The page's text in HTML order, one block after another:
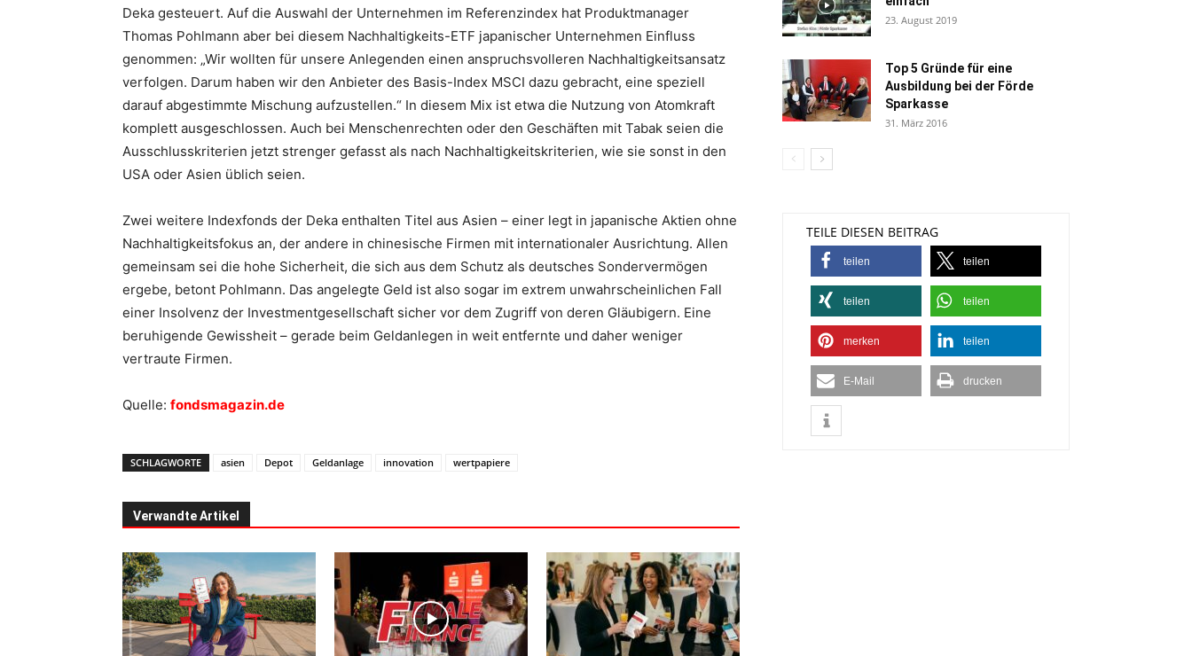
Deka gesteuert. Auf die Auswahl der Unternehmen im Referenzindex hat Produktmanager
Thomas Pohlmann aber bei diesem Nachhaltigkeits-ETF japanischer Unternehmen Einfluss
genommen: „Wir wollten für unsere Anlegenden einen anspruchsvolleren Nachhaltigkeitsansatz
verfolgen. Darum haben wir den Anbieter des Basis-Index MSCI dazu gebracht, eine speziell
darauf abgestimmte Mischung aufzustellen.“ In diesem Mix ist etwa die Nutzung von Atomkraft
komplett ausgeschlossen. Auch bei Menschenrechten oder den Geschäften mit Tabak seien die
Ausschlusskriterien jetzt strenger gefasst als nach Nachhaltigkeitskriterien, wie sie sonst in den
USA oder Asien üblich seien.
Zwei weitere Indexfonds der Deka enthalten Titel aus Asien – einer legt in japanische Aktien ohne
Nachhaltigkeitsfokus an, der andere in chinesische Firmen mit internationaler Ausrichtung. Allen
gemeinsam sei die hohe Sicherheit, die sich aus dem Schutz als deutsches Sondervermögen
ergebe, betont Pohlmann. Das angelegte Geld ist also sogar im extrem unwahrscheinlichen Fall
einer Insolvenz der Investmentgesellschaft sicher vor dem Zugriff von deren Gläubigern. Eine
beruhigende Gewissheit – gerade beim Geldanlegen in weit entfernte und daher weniger
vertraute Firmen.
Quelle: fondsmagazin.de
SCHLAGWORTE asien Depot Geldanlage innovation wertpapiere
Verwandte Artikel
23. August 2019
Top 5 Gründe für eine
Ausbildung bei der Förde
Sparkasse
31. März 2016
TEILE DIESEN BEITRAG
teilen teilen
teilen teilen
merken teilen
E-Mail drucken